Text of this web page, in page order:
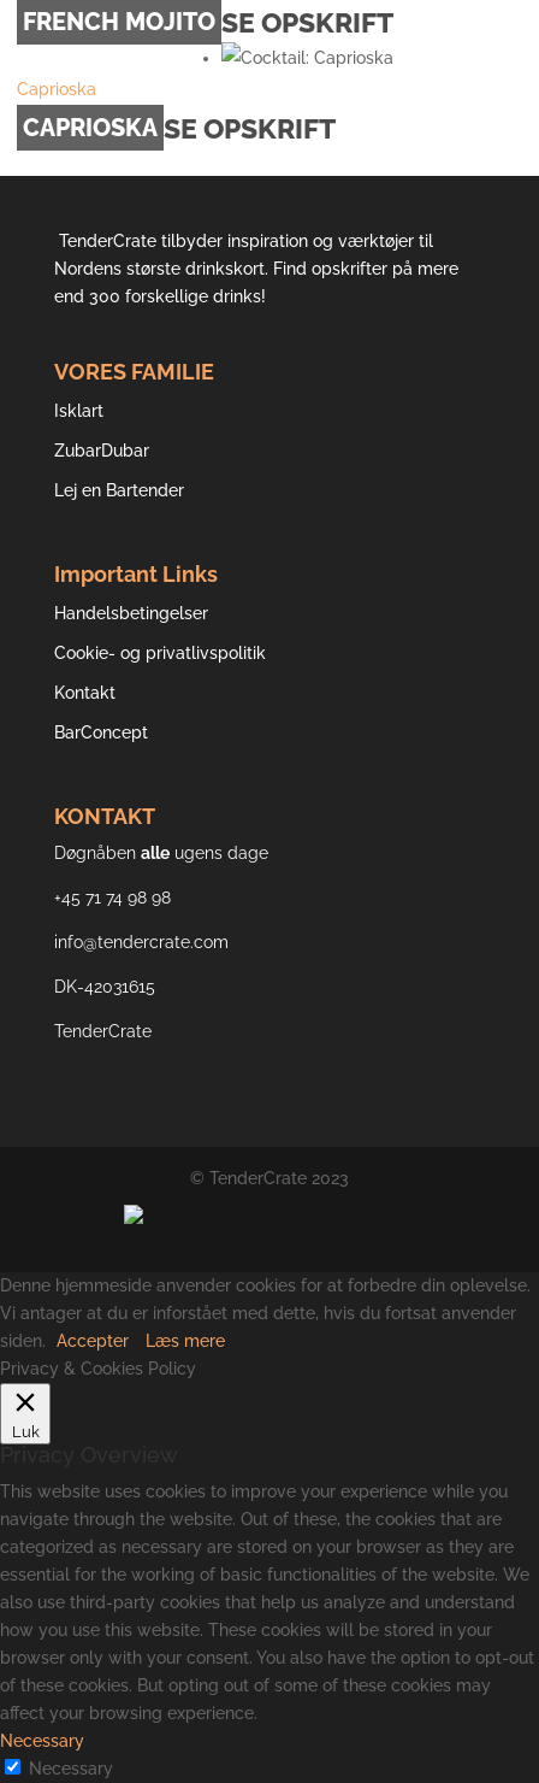
FRENCH MOJITO SE OPSKRIFT
Caprioska
CAPRIOSKA SE OPSKRIFT
TenderCrate tilbyder inspiration og værktøjer til
Nordens største drinkskort. Find opskrifter på mere
end 300 forskellige drinks!
VORES FAMILIE
Isklart
ZubarDubar
Lej en Bartender
Important Links
Handelsbetingelser
Cookie- og privatlivspolitik
Kontakt
BarConcept
KONTAKT
Døgnåben alleugens dage
+45 71 74 98 98
info@tendercrate.com
DK-42031615
TenderCrate
© TenderCrate 2023
Denne hjemmeside anvender cookies for at forbedre din oplevelse.
Vi antager at du er inforstået med dette, hvis du fortsat anvender
siden.
Accepter
Læs mere
Privacy & Cookies Policy
Luk
This website uses cookies to improve your experience while you
navigate through the website. Out of these, the cookies that are
categorized as necessary are stored on your browser as they are
essential for the working of basic functionalities of the website. We
also use third-party cookies that help us analyze and understand
how you use this website. These cookies will be stored in your
browser only with your consent. You also have the option to opt-out
of these cookies. But opting out of some of these cookies may
affect your browsing experience.
Necessary
Necessary